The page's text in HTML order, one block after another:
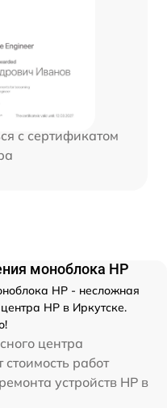
с сертификатом
моноблока HP
HP - несложная
HP в Иркутске.
центра
стоимость работ
устройств HP в